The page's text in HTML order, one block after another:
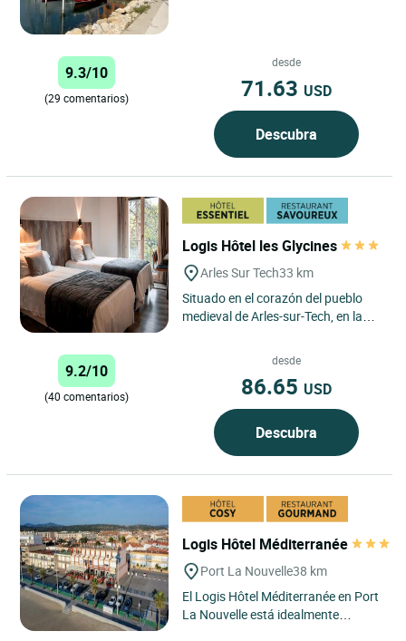
9.3/10
(29 comentarios)
desde
71.63 USD
Descubra
Logis Hôtel les Glycines
Arles Sur Tech33 km
Situado en el corazón del pueblo
medieval de Arles-sur-Tech, en la
Hôtel Les Glycines...
9.2/10
(40 comentarios)
desde
86.65 USD
Descubra
Logis Hôtel Méditerranée
Port La Nouvelle38 km
El Logis Hôtel Méditerranée en Port
La Nouvelle está idealmente